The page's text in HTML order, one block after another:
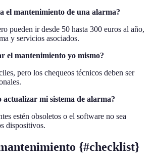
el mantenimiento de una alarma?
pueden ir desde 50 hasta 300 euros al año,
y servicios asociados.
el mantenimiento yo mismo?
pero los chequeos técnicos deben ser
actualizar mi sistema de alarma?
estén obsoletos o el software no sea
dispositivos.
{#checklist}